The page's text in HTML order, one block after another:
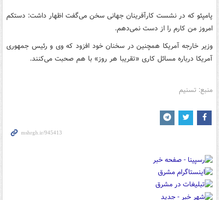
پامپئو که در نشست کارآفرینان جهانی سخن می‌گفت اظهار داشت: دستکم
امروز من کارم را از دست نمی‌دهم.
وزیر خارجه آمریکا همچنین در سخنان خود افزود که وی و رئیس جمهوری
آمریکا درباره مسائل کاری «تقریبا هر روز» با هم صحبت می‌کنند.
منبع: تسنیم